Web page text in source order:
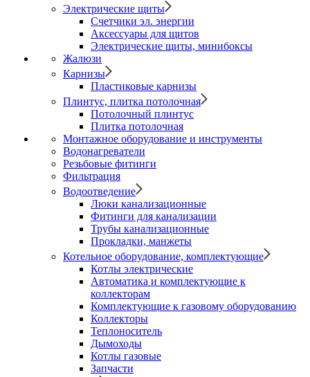
Электрические щиты
Счетчики эл. энергии
Аксессуары для щитов
Электрические щиты, минибоксы
Жалюзи
Карнизы
Пластиковые карнизы
Плинтус, плитка потолочная
Потолочный плинтус
Плитка потолочная
Монтажное оборудование и инструменты
Водонагреватели
Резьбовые фитинги
Фильтрация
Водоотведение
Люки канализационные
Фитинги для канализации
Трубы канализационные
Прокладки, манжеты
Котельное оборудование, комплектующие
Котлы электрические
Автоматика и комплектующие к
коллекторам
Комплектующие к газовому оборудованию
Коллекторы
Теплоноситель
Дымоходы
Котлы газовые
Запчасти